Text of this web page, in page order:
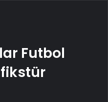
Futbol
fikstür